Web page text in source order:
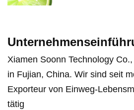
Xiamen Soonn Technology
in Fujian, China. Wir sind seit
Exporteur von Einweg-
tätig